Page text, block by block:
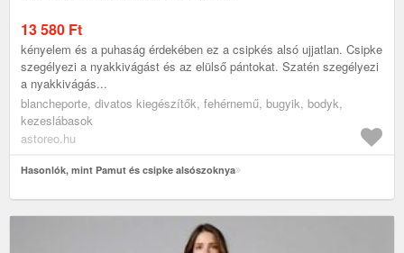
13 580 Ft
kényelem és a puhaság érdekében ez a csipkés alsó ujjatlan. Csipke
szegélyezi a nyakkivágást és az elülső pántokat. Szatén szegélyezi
a nyakkivágás...
blancheporte, divatos kiegészítők, fehérnemű, bugyik, bodyk,
kezeslábasok
astoreo.hu
Hasonlók, mint Pamut és csipke alsószoknya